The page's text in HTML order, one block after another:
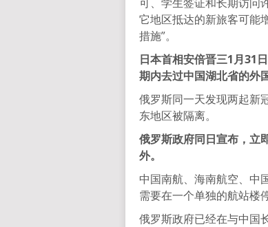
它地区抵达的新旅客可能
措施”。
日本首相安倍晋三1月31
期内去过中国湖北省的外
俄罗斯同一天发现两起新
东地区被隔离。
俄罗斯政府同日宣布，立
外。
中国南航、海南航空、中
需要在一个单独的航站楼
俄罗斯政府已经在与中国